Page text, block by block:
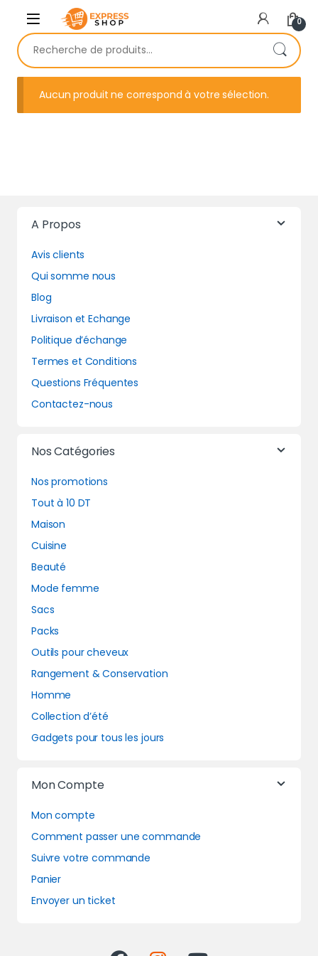
Skip to navigation
Skip to content
0
Recherche pour :
Aucun produit ne correspond à votre sélection.
A Propos
Avis clients
Qui somme nous
Blog
Livraison et Echange
Politique d’échange
Termes et Conditions
Questions Fréquentes
Contactez-nous
Nos Catégories
Nos promotions
Tout à 10 DT
Maison
Cuisine
Beauté
Mode femme
Sacs
Packs
Outils pour cheveux
Rangement & Conservation
Homme
Collection d’été
Gadgets pour tous les jours
Mon Compte
Mon compte
Comment passer une commande
Suivre votre commande
Panier
Envoyer un ticket